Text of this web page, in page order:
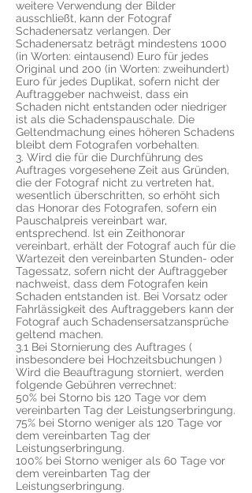
weitere Verwendung der Bilder
ausschließt, kann der Fotograf
Schadenersatz verlangen. Der
Schadenersatz beträgt mindestens 1000
(in Worten: eintausend) Euro für jedes
Original und 200 (in Worten: zweihundert)
Euro für jedes Duplikat, sofern nicht der
Auftraggeber nachweist, dass ein
Schaden nicht entstanden oder niedriger
ist als die Schadenspauschale. Die
Geltendmachung eines höheren Schadens
bleibt dem Fotografen vorbehalten.
3. Wird die für die Durchführung des
Auftrages vorgesehene Zeit aus Gründen,
die der Fotograf nicht zu vertreten hat,
wesentlich überschritten, so erhöht sich
das Honorar des Fotografen, sofern ein
Pauschalpreis vereinbart war,
entsprechend. Ist ein Zeithonorar
vereinbart, erhält der Fotograf auch für die
Wartezeit den vereinbarten Stunden- oder
Tagessatz, sofern nicht der Auftraggeber
nachweist, dass dem Fotografen kein
Schaden entstanden ist. Bei Vorsatz oder
Fahrlässigkeit des Auftraggebers kann der
Fotograf auch Schadensersatzansprüche
geltend machen.
3.1 Bei Stornierung des Auftrages (
insbesondere bei Hochzeitsbuchungen )
Wird die Beauftragung storniert, werden
folgende Gebühren verrechnet:
50% bei Storno bis 120 Tage vor dem
vereinbarten Tag der Leistungserbringung.
75% bei Storno weniger als 120 Tage vor
dem vereinbarten Tag der
Leistungserbringung.
100% bei Storno weniger als 60 Tage vor
dem vereinbarten Tag der
Leistungserbringung.